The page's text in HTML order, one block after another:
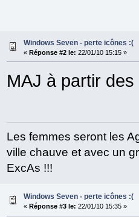
Windows Seven - perte icônes :(
« Réponse #2 le: 22/01/10 15:15 »
MAJ à partir
Les femmes seront les
ville chauve et avec un
ExcAs !!!
Windows Seven - perte icônes :(
« Réponse #3 le: 22/01/10 15:35 »